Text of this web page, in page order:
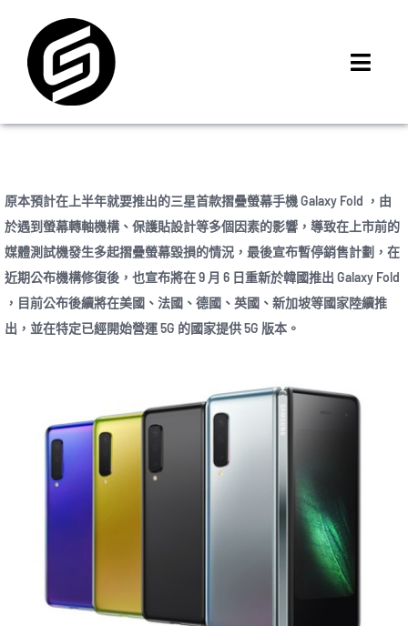
content
iPhone 回收價
線上商城
3C租賃
MSI 舊換新
原本預計在上半年就要推出的三星首款摺疊螢幕手機 Galaxy Fold ，由
於遇到螢幕轉軸機構、保護貼設計等多個因素的影響，導致在上市前的
媒體測試機發生多起摺疊螢幕毀損的情況，最後宣布暫停銷售計劃，在
近期公布機構修復後，也宣布將在 9 月 6 日重新於韓國推出 Galaxy Fold
，目前公布後續將在美國、法國、德國、英國、新加坡等國家陸續推
出，並在特定已經開始營運 5G 的國家提供 5G 版本。